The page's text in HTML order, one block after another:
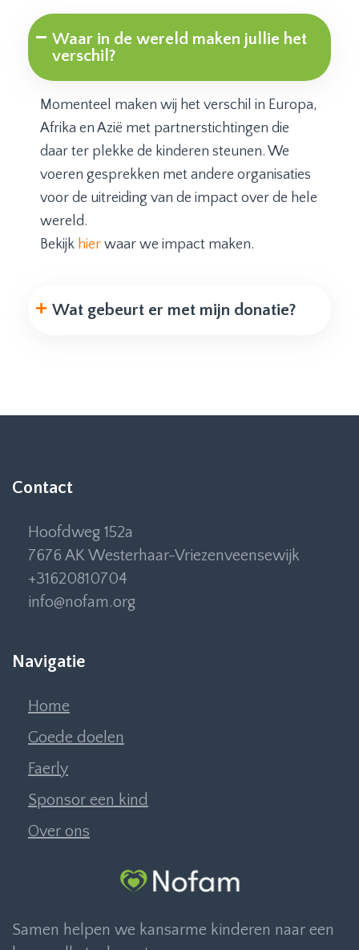
Waar in de wereld maken jullie het
verschil?
Momenteel maken wij het verschil in Europa,
Afrika en Azië met partnerstichtingen die
daar ter plekke de kinderen steunen. We
voeren gesprekken met andere organisaties
voor de uitreiding van de impact over de hele
wereld.
Bekijk hier waar we impact maken.
Wat gebeurt er met mijn donatie?
Contact
Hoofdweg 152a
7676 AK Westerhaar-Vriezenveensewijk
+31620810704
info@nofam.org
Navigatie
Home
Goede doelen
Faerly
Sponsor een kind
Over ons
Samen helpen we kansarme kinderen naar een